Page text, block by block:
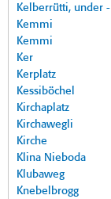
Kelberrütti, under -
Kemmi
Kemmi
Ker
Kerplatz
Kessiböchel
Kirchaplatz
Kirchawegli
Kirche
Klina Nieboda
Klubaweg
Knebelbrogg